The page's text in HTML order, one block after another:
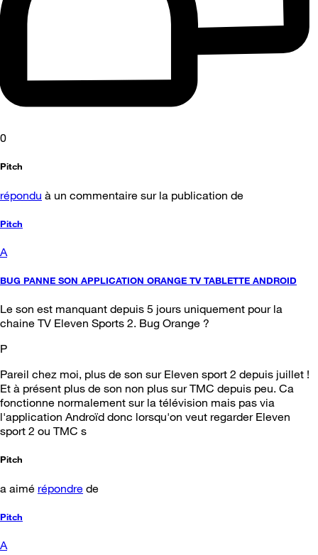
0
Pitch
répondu à un commentaire sur la publication de
Pitch
A
BUG PANNE SON APPLICATION ORANGE TV TABLETTE ANDROID
Le son est manquant depuis 5 jours uniquement pour la
chaine TV Eleven Sports 2. Bug Orange ?
P
Pareil chez moi, plus de son sur Eleven sport 2 depuis juillet !
Et à présent plus de son non plus sur TMC depuis peu. Ca
fonctionne normalement sur la télévision mais pas via
l'application Androïd donc lorsqu'on veut regarder Eleven
sport 2 ou TMC s
Pitch
a aimé répondre de
Pitch
A